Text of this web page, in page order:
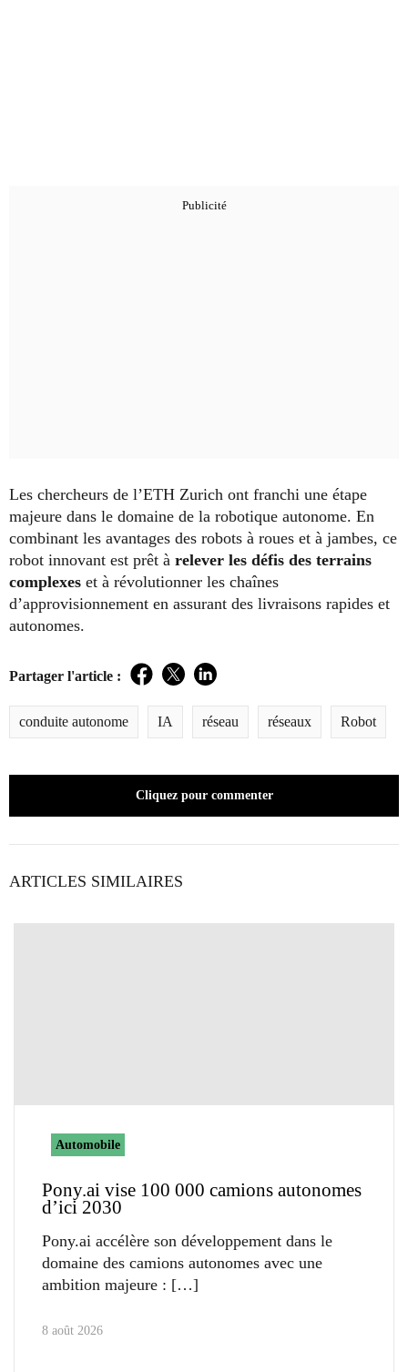
Les chercheurs de l’ETH Zurich ont franchi une étape
majeure dans le domaine de la robotique autonome. En
combinant les avantages des robots à roues et à jambes, ce
robot innovant est prêt à relever les défis des terrains
complexes et à révolutionner les chaînes
d’approvisionnement en assurant des livraisons rapides et
autonomes.
Partager l'article : Facebook
TwitterLinkedIn
conduite autonome IA réseau réseaux Robot
Cliquez pour commenter
ARTICLES SIMILAIRES
Automobile
Pony.ai vise 100 000 camions autonomes
d’ici 2030
Pony.ai accélère son développement dans le
domaine des camions autonomes avec une
ambition majeure :
8 août 2026